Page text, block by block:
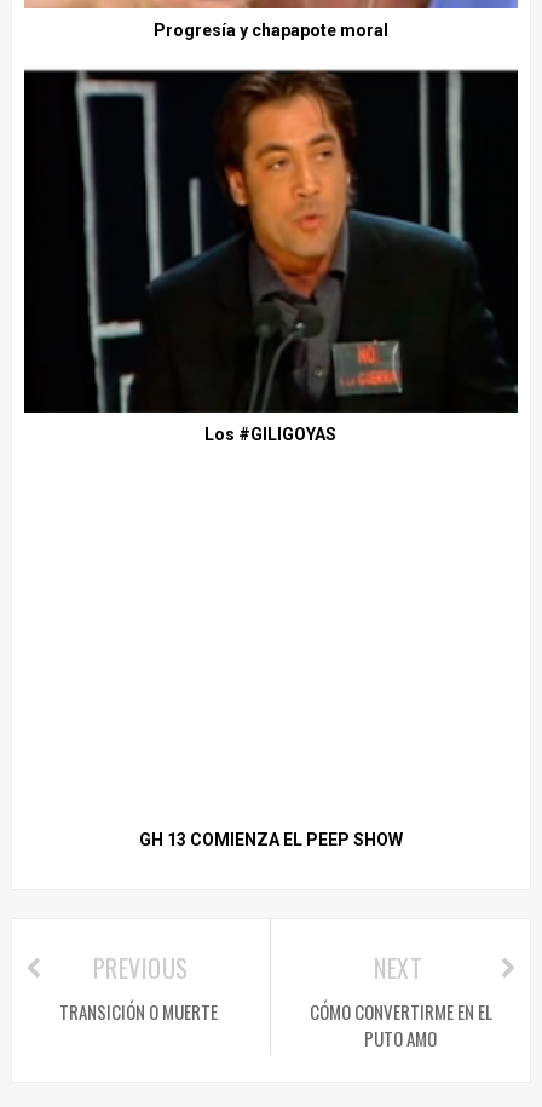
Progresía y chapapote moral
Los #GILIGOYAS
GH 13 COMIENZA EL PEEP SHOW
NEXT
CÓMO CONVERTIRME EN EL
PUTO AMO
PREVIOUS
TRANSICIÓN O MUERTE